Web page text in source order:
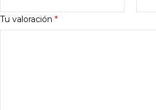
Tu valoración *